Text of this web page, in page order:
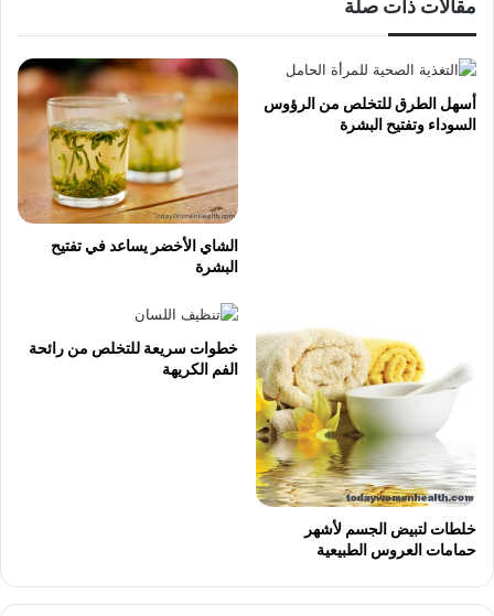
مقالات ذات صلة
أسهل الطرق للتخلص من الرؤوس
السوداء وتفتيح البشرة
الشاي الأخضر يساعد في تفتيح
البشرة
خلطات لتبيض الجسم لأشهر
حمامات العروس الطبيعية
خطوات سريعة للتخلص من رائحة
الفم الكريهة